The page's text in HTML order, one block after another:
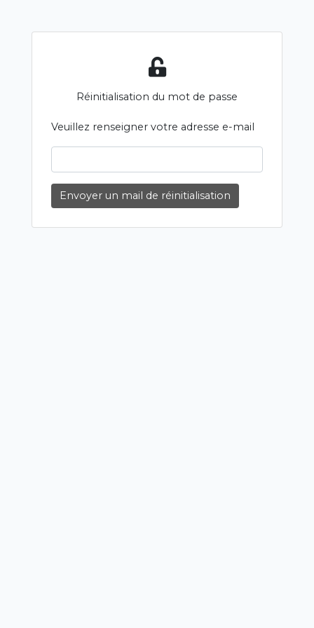
Réinitialisation du mot de passe
Veuillez renseigner votre adresse e-mail
Envoyer un mail de réinitialisation